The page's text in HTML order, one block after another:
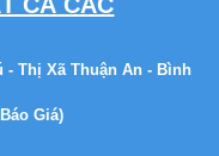
Thị Xã Thuận An - Bình
Giá)